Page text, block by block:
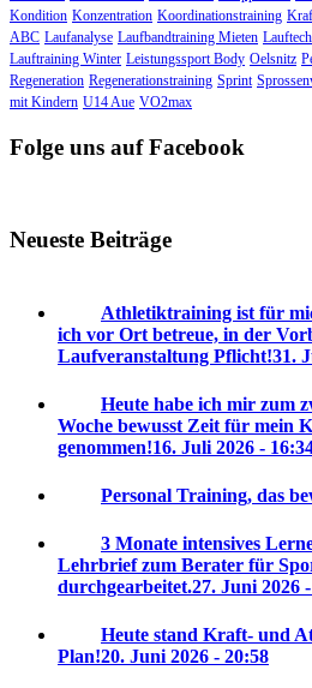
Kondition Konzentration Koordinationstraining
ABC Laufanalyse Laufbandtraining Mieten
Lauftraining Winter Leistungssport Body Oelsnitz
Regeneration Regenerationstraining Sprint
mit Kindern U14 Aue VO2max
Folge uns auf Facebook
Neueste Beiträge
Athletiktraining ist für
ich vor Ort betreue, in der
Laufveranstaltung Pflicht!31.
Heute habe ich mir zum
Woche bewusst Zeit für mein
genommen!16. Juli 2026 -
Personal Training, das
3 Monate intensives
Lehrbrief zum Berater für
durchgearbeitet.27. Juni 2026
Heute stand Kraft- und
Plan!20. Juni 2026 - 20:58